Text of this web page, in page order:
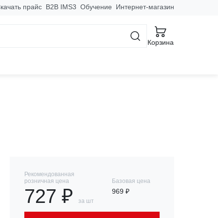
прайс B2B IMS3 Обучение Интернет-магазин
Корзина
нерж. сталь
Рекомендованная
розничная цена
727 ₽ за шт
Базовая цена
969 ₽